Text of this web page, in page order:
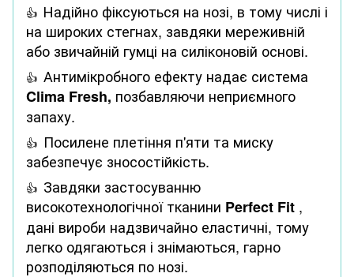
👍 Надійно фіксуються на нозі, в тому числі і
на широких стегнах, завдяки мереживній
або звичайній гумці на силіконовій основі.
👍 Антимікробного ефекту надає система
Clima Fresh, позбавляючи неприємного
запаху.
👍 Посилене плетіння п'яти та миску
забезпечує зносостійкість.
👍 Завдяки застосуванню
високотехнологічної тканини Perfect Fit ,
дані вироби надзвичайно еластичні, тому
легко одягаються і знімаються, гарно
розподіляються по нозі.